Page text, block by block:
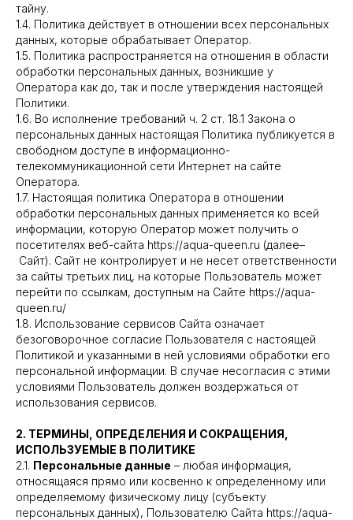
тайну.
1.4. Политика действует в отношении всех персональных
данных, которые обрабатывает Оператор.
1.5. Политика распространяется на отношения в области
обработки персональных данных, возникшие у
Оператора как до, так и после утверждения настоящей
Политики.
1.6. Во исполнение требований ч. 2 ст. 18.1 Закона о
персональных данных настоящая Политика публикуется в
свободном доступе в информационно-
телекоммуникационной сети Интернет на сайте
Оператора.
1.7. Настоящая политика Оператора в отношении
обработки персональных данных применяется ко всей
информации, которую Оператор может получить о
посетителях веб-сайта https://aqua-queen.ru (далее–
Сайт). Сайт не контролирует и не несет ответственности
за сайты третьих лиц, на которые Пользователь может
перейти по ссылкам, доступным на Сайте https://aqua-
queen.ru/
1.8. Использование сервисов Сайта означает
безоговорочное согласие Пользователя с настоящей
Политикой и указанными в ней условиями обработки его
персональной информации. В случае несогласия с этими
условиями Пользователь должен воздержаться от
использования сервисов.
2. ТЕРМИНЫ, ОПРЕДЕЛЕНИЯ И СОКРАЩЕНИЯ,
ИСПОЛЬЗУЕМЫЕ В ПОЛИТИКЕ
2.1. Персональные данные – любая информация,
относящаяся прямо или косвенно к определенному или
определяемому физическому лицу (субъекту
персональных данных), Пользователю Сайта https://aqua-